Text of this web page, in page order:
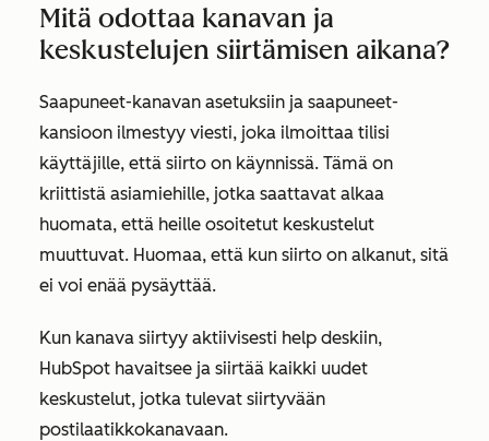
Mitä odottaa kanavan ja
keskustelujen siirtämisen aikana?
Saapuneet-kanavan asetuksiin ja saapuneet-
kansioon ilmestyy viesti, joka ilmoittaa tilisi
käyttäjille, että siirto on käynnissä. Tämä on
kriittistä asiamiehille, jotka saattavat alkaa
huomata, että heille osoitetut keskustelut
muuttuvat. Huomaa, että kun siirto on alkanut, sitä
ei voi enää pysäyttää.
Kun kanava siirtyy aktiivisesti help deskiin,
HubSpot havaitsee ja siirtää kaikki uudet
keskustelut, jotka tulevat siirtyvään
postilaatikkokanavaan.